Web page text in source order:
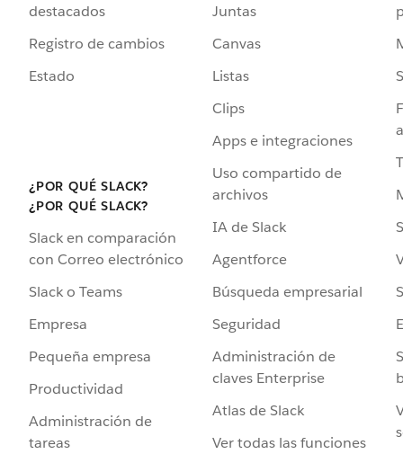
destacados
Registro de cambios
Estado
¿POR QUÉ SLACK?
¿POR QUÉ SLACK?
Slack en comparación
con Correo electrónico
Slack o Teams
Empresa
Pequeña empresa
Productividad
Administración de
tareas
Juntas
Canvas
Listas
Clips
Apps e integraciones
Uso compartido de
archivos
IA de Slack
Agentforce
Búsqueda empresarial
Seguridad
Administración de
claves Enterprise
Atlas de Slack
Ver todas las funciones